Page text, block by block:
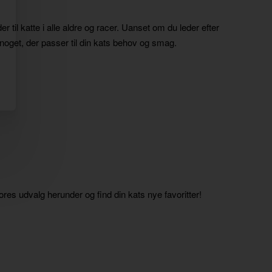
til katte i alle aldre og racer. Uanset om du leder efter
der passer til din kats behov og smag.
udvalg herunder og find din kats nye favoritter!